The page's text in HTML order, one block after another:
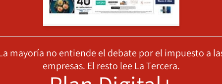
mayoría no entiende el debate por el impuesto a
empresas. El resto lee La Tercera.